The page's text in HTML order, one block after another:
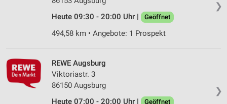
❯
Heute 09:30 - 20:00 Uhr |
Geöffnet
494,58 km • Angebote: 1 Prospekt
❯
REWE Augsburg
Viktoriastr. 3
86150 Augsburg
Heute 07:00 - 20:00 Uhr |
Geöffnet